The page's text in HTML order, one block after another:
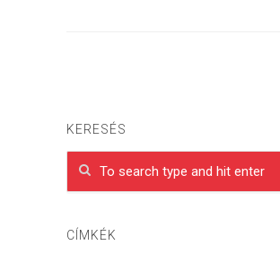
KERESÉS
CÍMKÉK